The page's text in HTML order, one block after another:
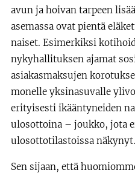
avun ja hoivan tarpeen
asemassa ovat pientä
naiset. Esimerkiksi
nykyhallituksen ajamat
asiakasmaksujen
monelle yksinasuvalle
erityisesti ikääntyneiden
ulosottoina – joukko, jota
ulosottotilastoissa näkynyt.
Sen sijaan, että